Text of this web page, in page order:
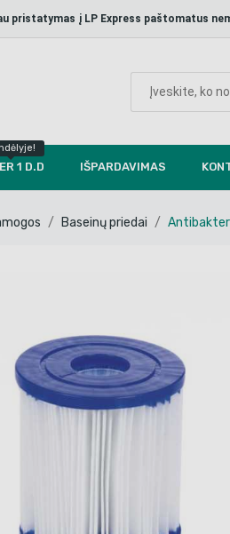
pristatymas į LP Express paštomatus
1 D.D IŠPARDAVIMAS
Baseinų priedai